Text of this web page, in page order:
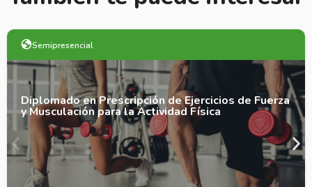
Semipresencial
Diplomado en Prescripción de Ejercicios de Fuerza
y Musculación para la Actividad Física